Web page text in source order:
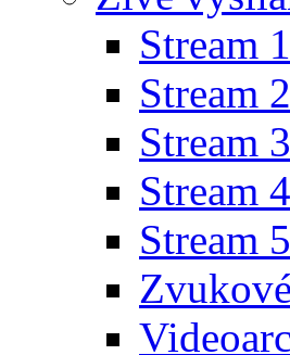
Stream 1
Stream 2
Stream 3
Stream 4
Stream 5